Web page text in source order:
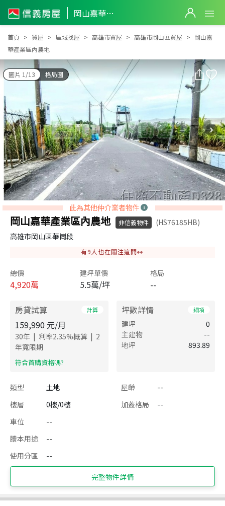
岡山嘉華產業區內農地
岡山嘉華產業區內農地
首頁 買屋 區域找屋 高雄市買屋 高雄市岡山區買屋
岡山嘉
華產業區內農地
圖片 1/13 格局圖
此為其他仲介業者物件
岡山嘉華產業區內農地 非信義物件
(HS76185HB)
高雄市岡山區華崗段
有9 人也在關注這間👀
總價
4,920萬
建坪單價
5.5萬/坪
格局
--
房貸試算 計算
159,990 元/月
30年 | 利率2.35%概算 | 2
年寬限期
​符合首購資格嗎?
坪數詳情 細項
建坪
0
主建物
--
地坪
893.89
類型 土地 屋齡
--
樓層
0樓/0樓 加蓋格局
--
車位
--
謄本用途
--
使用分區
--
完整物件詳情